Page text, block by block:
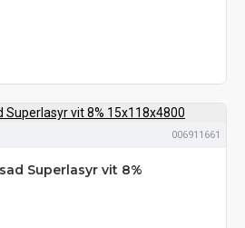
006911661
Superlasyr vit 8%